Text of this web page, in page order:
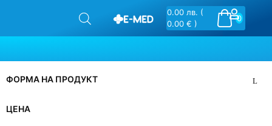
0
0.00 лв. (
0.00 € )
ФОРМА НА ПРОДУКТ
ЦЕНА